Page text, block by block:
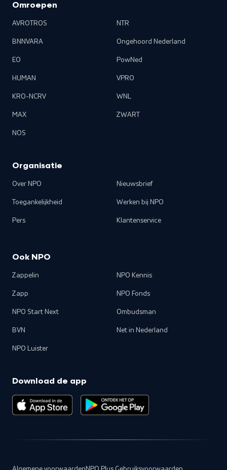
Omroepen
AVROTROS
BNNVARA
EO
HUMAN
KRO-NCRV
MAX
NOS
NTR
Ongehoord Nederland
PowNed
VPRO
WNL
ZWART
Organisatie
Over NPO
Toegankelijkheid
Pers
Nieuwsbrief
Werken bij NPO
Klantenservice
Ook NPO
Zappelin
Zapp
NPO Start Next
BVN
NPO Luister
NPO Kennis
NPO Fonds
Ombudsman
Net in Nederland
Download de app